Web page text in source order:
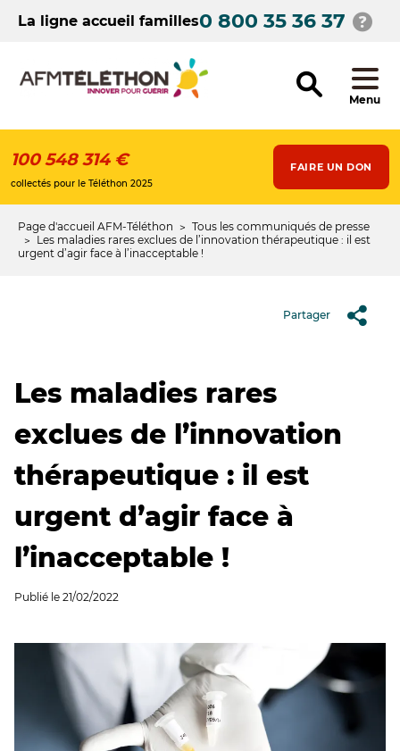
contenuLa ligne accueil familles0 800 35 36 37
Menu
100 548 314 €
collectés pour le Téléthon 2025
FAIRE UN DON
Fil
d'Ariane
Page d'accueil AFM-Téléthon
Tous les communiqués de presse
Les maladies rares exclues de l’innovation thérapeutique : il est
urgent d’agir face à l’inacceptable !
Partager
Les maladies rares
exclues de l’innovation
thérapeutique : il est
urgent d’agir face à
l’inacceptable !
Publié le 21/02/2022